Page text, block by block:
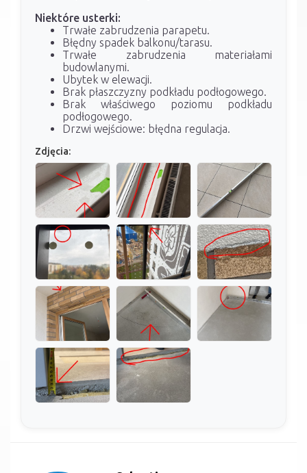
Niektóre usterki:
Trwałe zabrudzenia parapetu.
Błędny spadek balkonu/tarasu.
Trwałe zabrudzenia materiałami
budowlanymi.
Ubytek w elewacji.
Brak płaszczyzny podkładu podłogowego.
Brak właściwego poziomu podkładu
podłogowego.
Drzwi wejściowe: błędna regulacja.
Zdjęcia: